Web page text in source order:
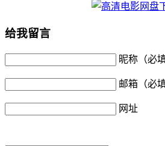
给我留言
昵称（必填
邮箱（必填
网址